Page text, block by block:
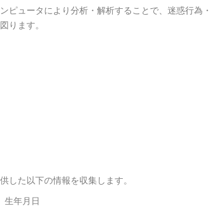
ュータにより分析・解析することで、迷惑行為
ります。
た以下の情報を収集します。
生年月日